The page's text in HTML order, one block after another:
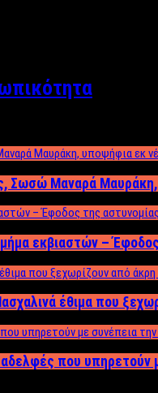
Σωσώ Μαναρά
εκβιαστών – Έφοδος
έθιμα που
που υπηρετούν